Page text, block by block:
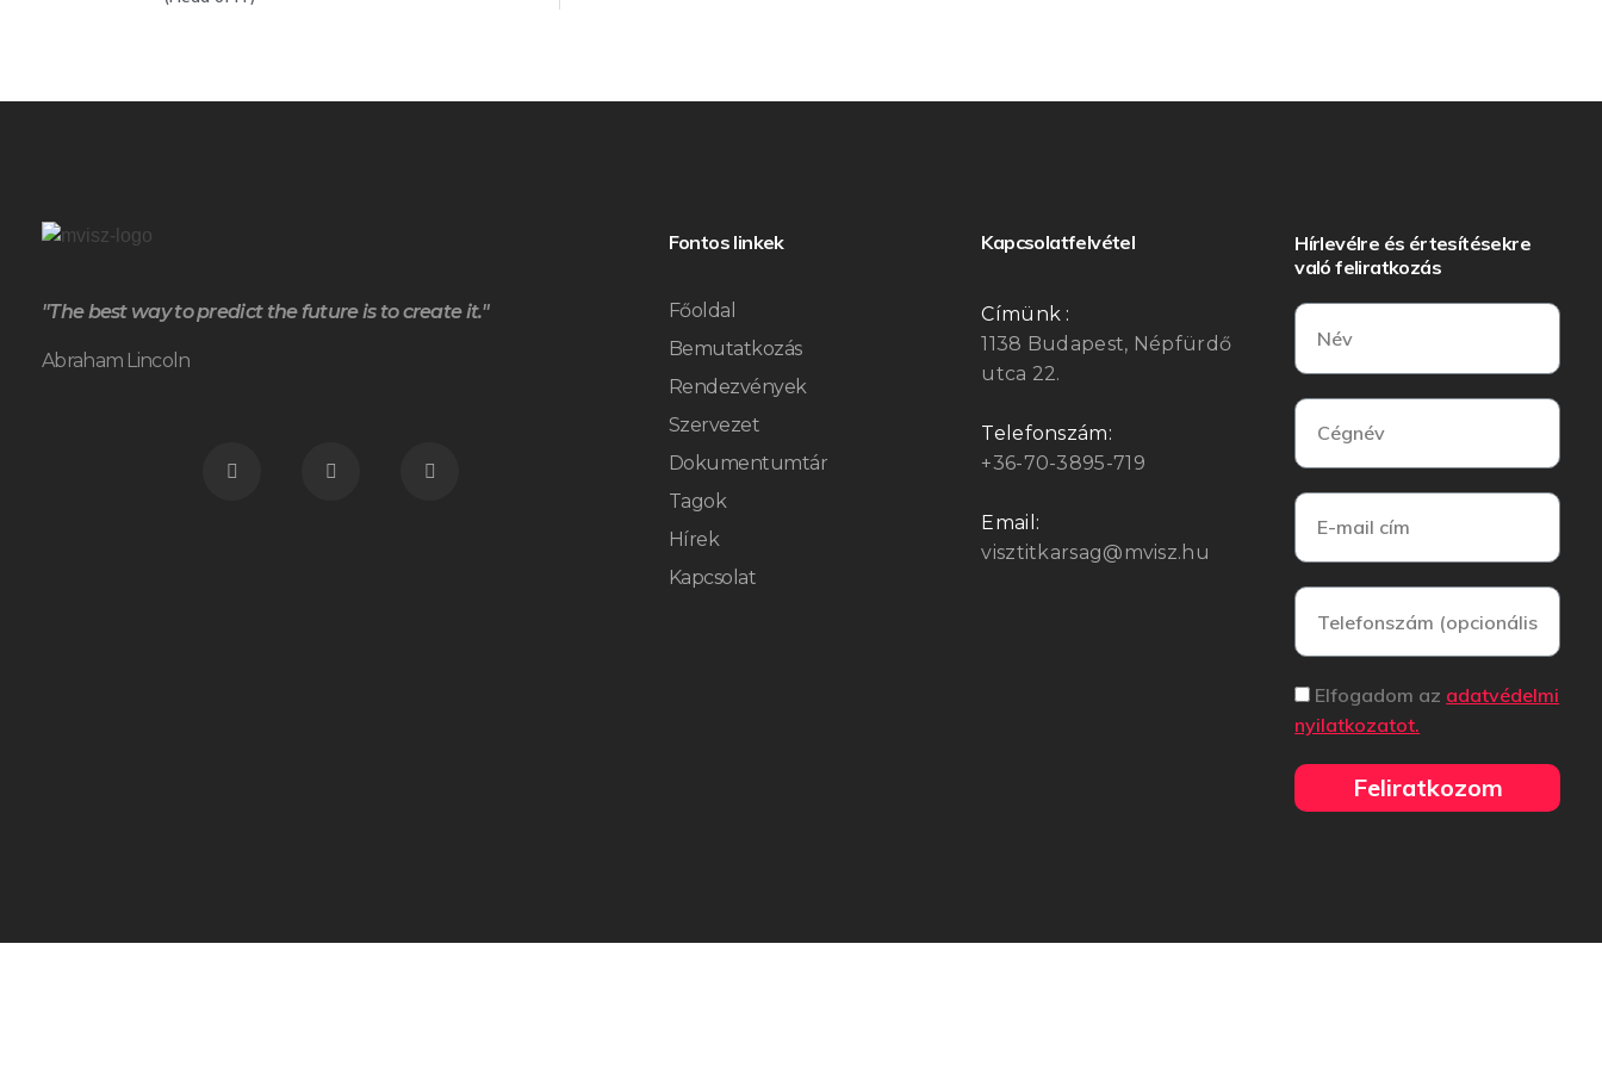
"The best way to predict the future is to create it."
Abraham Lincoln
Fontos linkek
Főoldal
Bemutatkozás
Rendezvények
Szervezet
Dokumentumtár
Tagok
Hírek
Kapcsolat
Kapcsolatfelvétel
Címünk :
1138 Budapest, Népfürdő
utca 22.
Telefonszám:
+36-70-3895-719
Email:
visztitkarsag@mvisz.hu
Hírlevélre és értesítésekre
való feliratkozás
Elfogadom az adatvédelmi
nyilatkozatot.
Feliratkozom